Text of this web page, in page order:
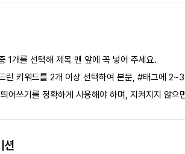
1개를 선택해 제목 맨 앞에 꼭 넣어 주세요.
린 키워드를 2개 이상 선택하여 본문, #태그에
어쓰기를 정확하게 사용해야 하며, 지켜지지 않으
션